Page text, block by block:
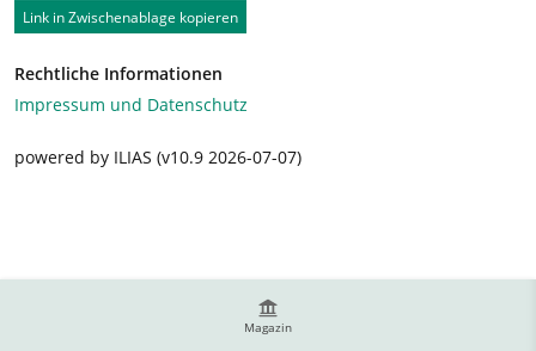
Magazin
Link in Zwischenablage kopieren
Rechtliche Informationen
Impressum und Datenschutz
powered by ILIAS (v10.9 2026-07-07)